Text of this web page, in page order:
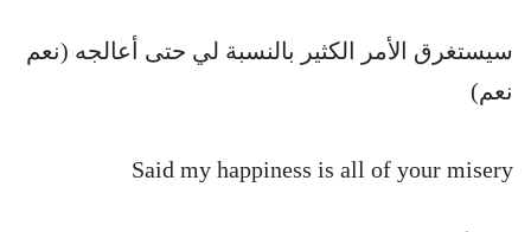
سيستغرق الأمر الكثير بالنسبة لي حتى أعالجه (نعم
نعم)
Said my happiness is all of your misery